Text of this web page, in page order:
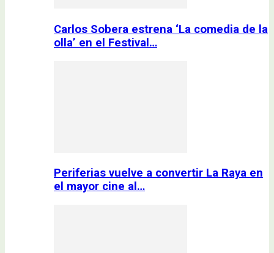
Carlos Sobera estrena ‘La comedia de la
olla’ en el Festival…
Periferias vuelve a convertir La Raya en
el mayor cine al…